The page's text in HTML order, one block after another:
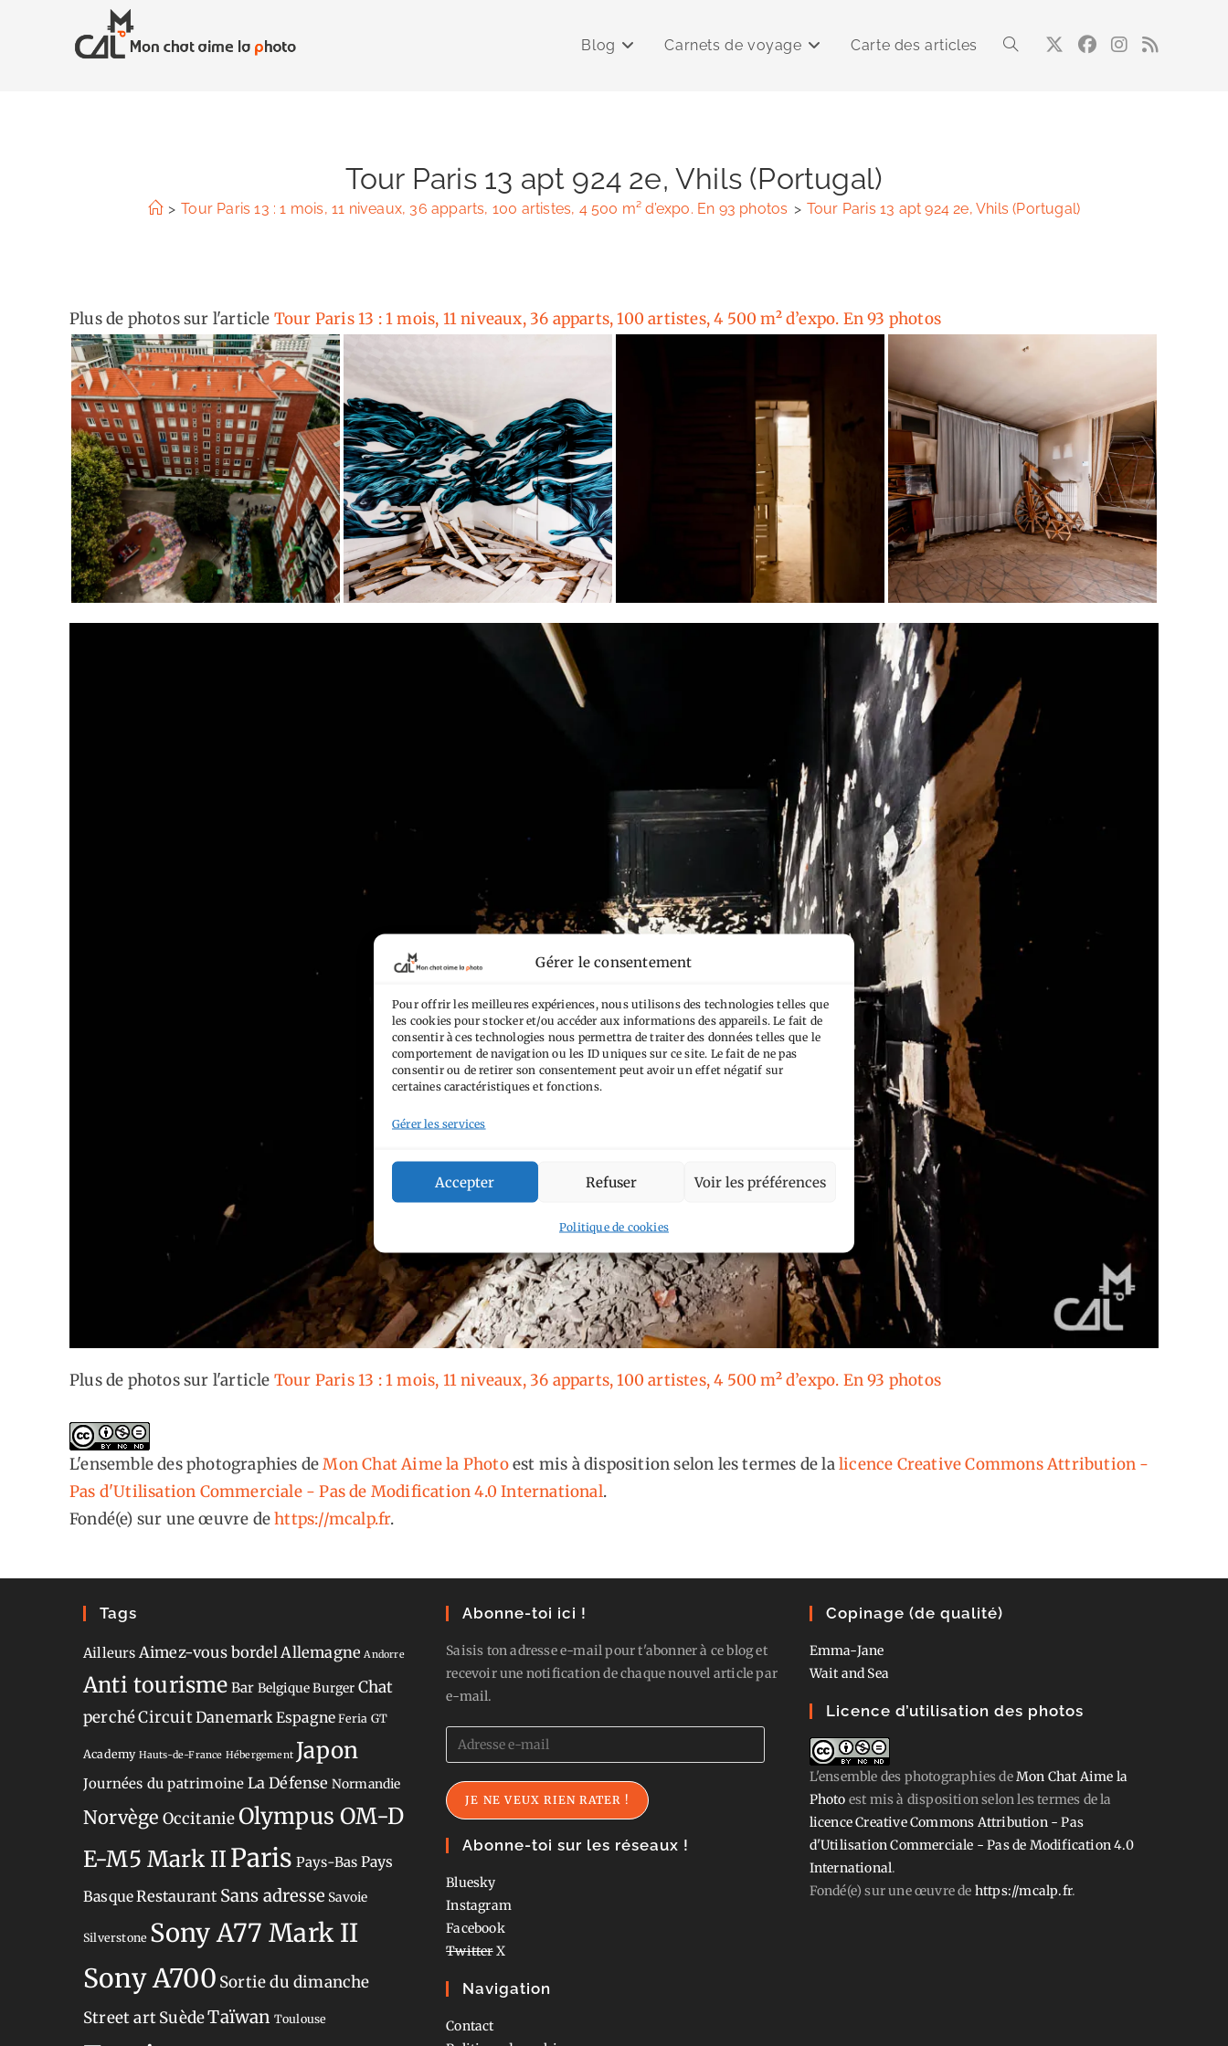
Gérer le consentement
Pour offrir les meilleures expériences, nous utilisons des technologies telles que
les cookies pour stocker et/ou accéder aux informations des appareils. Le fait de
consentir à ces technologies nous permettra de traiter des données telles que le
comportement de navigation ou les ID uniques sur ce site. Le fait de ne pas
consentir ou de retirer son consentement peut avoir un effet négatif sur
certaines caractéristiques et fonctions.
Gérer les services
Accepter Refuser Voir les préférences
Politique de cookies
Blog Carnets de voyage Carte des articles Toggle
Tour Paris 13 apt 924 2e, Vhils (Portugal)
> Tour Paris 13 : 1 mois, 11 niveaux, 36 apparts, 100 artistes, 4 500 m² d’expo. En 93 photos > Tour Paris 13 apt 924 2e, Vhils (Portugal)
Plus de photos sur l'article Tour Paris 13 : 1 mois, 11 niveaux, 36 apparts, 100 artistes, 4 500 m² d’expo. En 93 photos
Plus de photos sur l'article Tour Paris 13 : 1 mois, 11 niveaux, 36 apparts, 100 artistes, 4 500 m² d’expo. En 93 photos
L'ensemble des photographies deMon Chat Aime la Photoest mis à disposition selon les termes de lalicence Creative Commons Attribution -
Pas d'Utilisation Commerciale - Pas de Modification 4.0 International.
Fondé(e) sur une œuvre dehttps://mcalp.fr.
Tags
Ailleurs Aimez-vous bordelAllemagne Andorre
Anti tourisme Bar BelgiqueBurger Chat
perchéCircuitDanemarkEspagne Feria GT
Academy Hauts-de-France Hébergement Japon
Journées du patrimoine La Défense Normandie
Norvège OccitanieOlympus OM-D
E-M5 Mark IIParis Pays-Bas Pays
BasqueRestaurant Sans adresse Savoie
Silverstone Sony A77 Mark II
Sony A700 Sortie du dimanche
Street artSuèdeTaïwan Toulouse
Abonne-toi ici !
Saisis ton adresse e-mail pour t'abonner à ce blog et
recevoir une notification de chaque nouvel article par
e-mail.
Adresse
e-
mail
JE NE VEUX RIEN RATER !
Abonne-toi sur les réseaux !
Bluesky
Instagram
Facebook
TwitterX
Navigation
Contact
Copinage (de qualité)
Emma-Jane
Wait and Sea
Licence d’utilisation des photos
L'ensemble des photographiesdeMon Chat Aime la
Photo est mis à disposition selon les termes de la
licence Creative Commons Attribution - Pas
d'Utilisation Commerciale - Pas de Modification 4.0
International.
Fondé(e) sur une œuvre de https://mcalp.fr.